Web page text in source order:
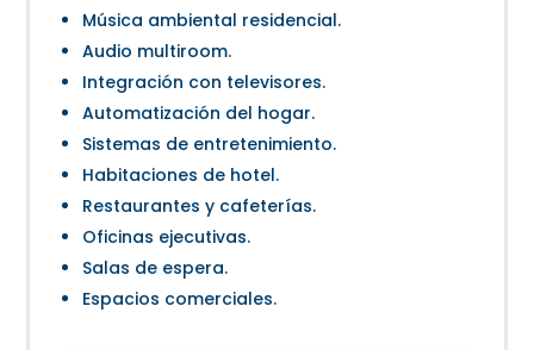
Música ambiental residencial.
Audio multiroom.
Integración con televisores.
Automatización del hogar.
Sistemas de entretenimiento.
Habitaciones de hotel.
Restaurantes y cafeterías.
Oficinas ejecutivas.
Salas de espera.
Espacios comerciales.